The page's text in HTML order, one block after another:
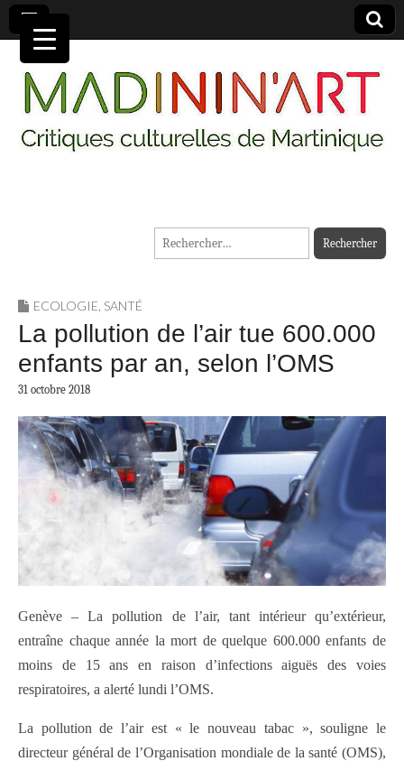
MADININ'ART
Rechercher :
ECOLOGIE, SANTÉ
La pollution de l’air tue 600.000
enfants par an, selon l’OMS
31 octobre 2018
Genève – La pollution de l’air, tant intérieur qu’extérieur,
entraîne chaque année la mort de quelque 600.000 enfants de
moins de 15 ans en raison d’infections aiguës des voies
respiratoires, a alerté lundi l’OMS.
La pollution de l’air est « le nouveau tabac », souligne le
directeur général de l’Organisation mondiale de la santé (OMS),